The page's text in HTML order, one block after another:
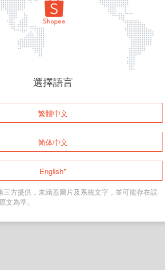
頁面無法顯示
登入
返回首頁
選擇語言
繁體中文
简体中文
English*
三方提供，未涵蓋圖片及系統文字，並可能存在誤
文為準。